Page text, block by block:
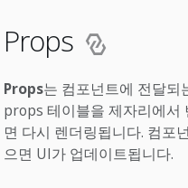
Props
Props는 컴포넌트에 전달되
props 테이블을 제자리에서
면 다시 렌더링됩니다. 컴포
으면 UI가 업데이트됩니다.